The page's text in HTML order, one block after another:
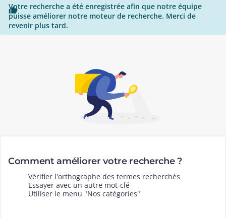

Votre recherche a été enregistrée afin que notre équipe
puisse améliorer notre moteur de recherche. Merci de
revenir plus tard.
Comment améliorer votre recherche ?
Vérifier l'orthographe des termes recherchés
Essayer avec un autre mot-clé
Utiliser le menu "Nos catégories"